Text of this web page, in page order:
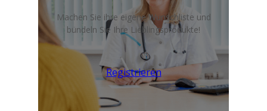
Machen Sie ihre eigene Wunschliste und
bündeln Sie Ihre Lieblingsprodukte!
Registrieren